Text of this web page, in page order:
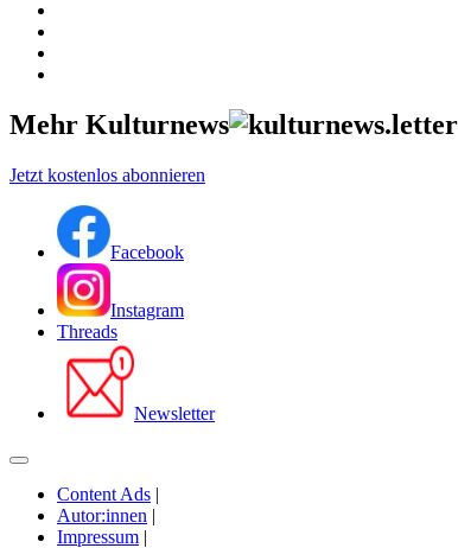
Mehr Kulturnews
Jetzt kostenlos abonnieren
Facebook
Instagram
Threads
Newsletter
Content Ads |
Autor:innen |
Impressum |